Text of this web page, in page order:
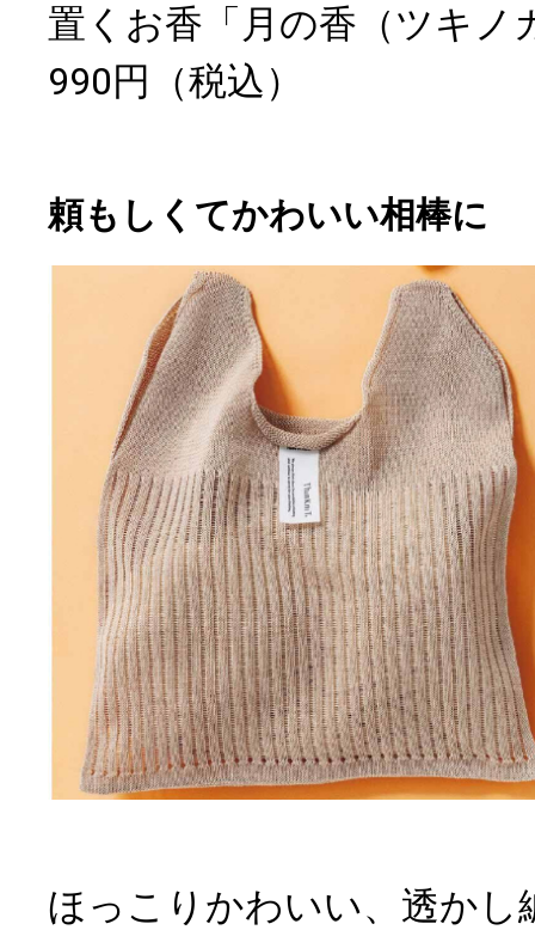
置くお香「月の香（ツキノ
990円（税込）
頼もしくてかわいい相棒に
ほっこりかわいい、透かし